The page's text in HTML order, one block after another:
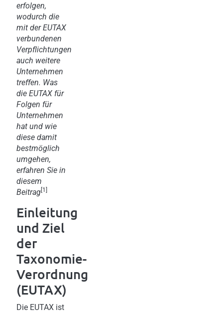
erfolgen,
wodurch die
mit der EUTAX
verbundenen
Verpflichtungen
auch weitere
Unternehmen
treffen. Was
die EUTAX für
Folgen für
Unternehmen
hat und wie
diese damit
bestmöglich
umgehen,
erfahren Sie in
diesem
Beitrag [1]
Einleitung
und Ziel
der
Taxonomie-
Verordnung
(EUTAX)
Die EUTAX ist